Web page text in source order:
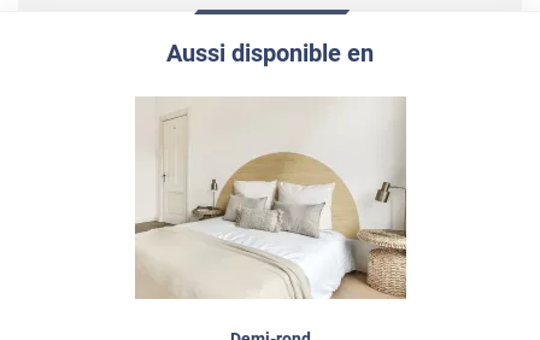
Aussi disponible en